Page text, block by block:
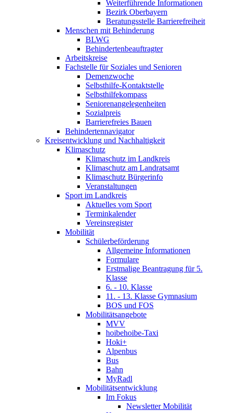
Weiterführende Informationen
Bezirk Oberbayern
Beratungsstelle Barrierefreiheit
Menschen mit Behinderung
BLWG
Behindertenbeauftragter
Arbeitskreise
Fachstelle für Soziales und Senioren
Demenzwoche
Selbsthilfe-Kontaktstelle
Selbsthilfekompass
Seniorenangelegenheiten
Sozialpreis
Barrierefreies Bauen
Behindertennavigator
Kreisentwicklung und Nachhaltigkeit
Klimaschutz
Klimaschutz im Landkreis
Klimaschutz am Landratsamt
Klimaschutz Bürgerinfo
Veranstaltungen
Sport im Landkreis
Aktuelles vom Sport
Terminkalender
Vereinsregister
Mobilität
Schülerbeförderung
Allgemeine Informationen
Formulare
Erstmalige Beantragung für 5.
Klasse
6. - 10. Klasse
11. - 13. Klasse Gymnasium
BOS und FOS
Mobilitätsangebote
MVV
hoibehoibe-Taxi
Hoki+
Alpenbus
Bus
Bahn
MyRadl
Mobilitätsentwicklung
Im Fokus
Newsletter Mobilität